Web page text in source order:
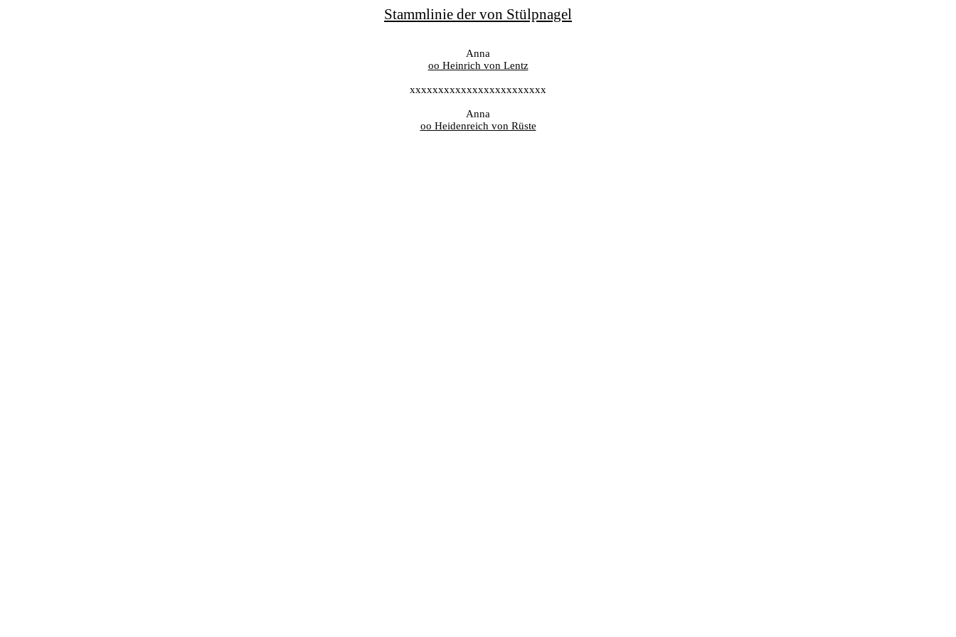
Stammlinie der von Stülpnagel
Anna
oo Heinrich von Lentz
xxxxxxxxxxxxxxxxxxxxxxxx
Anna
oo Heidenreich von Rüste